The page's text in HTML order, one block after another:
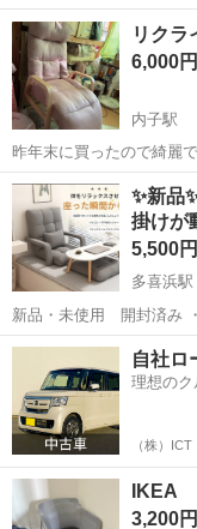
躍中！寮費無料★備品付
駐車場完備◎正社員登用制度
場のお仕事 ◇車載用リチ
徳島 その他
リクラ
6,000円
内子駅
昨年末に買ったので綺麗
に来て貰いますm(_ _)m
愛媛 喜多郡 内子駅
✨新品
掛けが
5,500円
多喜浜駅
新品・未使用 開封済み ・「上質な生地」生地は上質で防水加工を施
し、汚れにくいです。一
っかきに強い生地を使用
幅49cm*厚さ20cm ...
愛媛 新居浜市
自社ロ
理想の
（株）ICT
IKEA
3,200円